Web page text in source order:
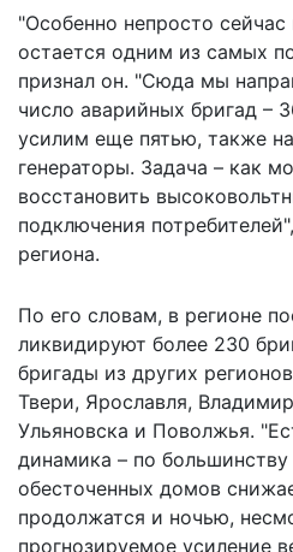
"Особенно непросто
остается одним из самых
признал он. "Сюда мы
число аварийных бригад –
усилим еще пятью, также
генераторы. Задача – как
восстановить
подключения
региона.
По его словам, в регионе
ликвидируют более 230
бригады из других
Твери, Ярославля,
Ульяновска и Поволжья.
динамика – по
обесточенных домов
продолжатся и ночью,
прогнозируемое усиление